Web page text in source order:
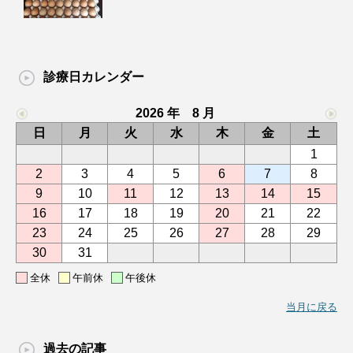
診療日カレンダー
2026 年 8 月
日
月 火 水 木 金
土
1
2
3 4 5 6 7
8
9
10 11 12 13 14
15
16
17 18 19 20 21
22
23
24 25 26 27 28
29
30
31
全休 午前休 午後休
当月に戻る
過去の記事